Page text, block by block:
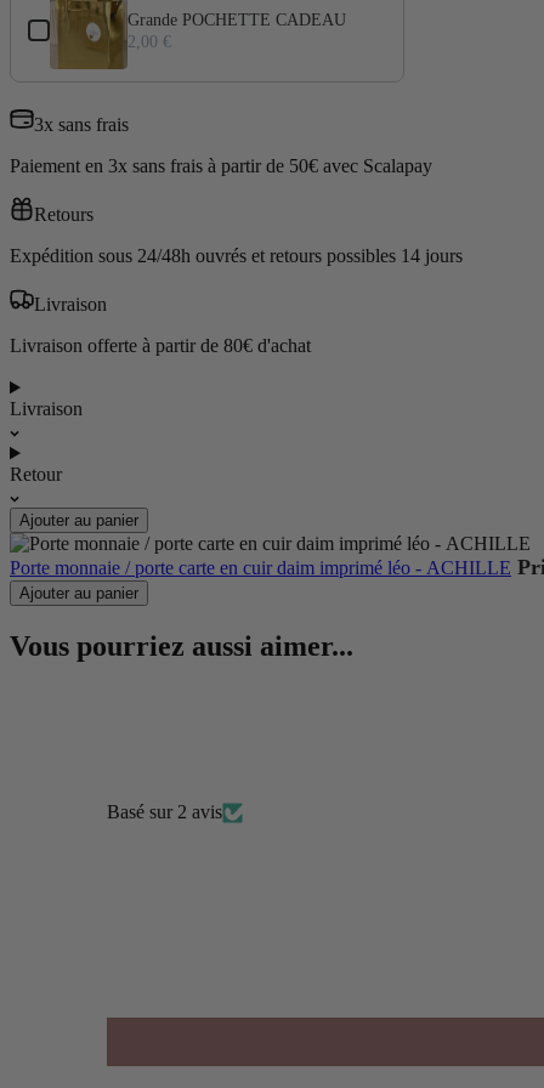
Grande POCHETTE CADEAU
2,00 €
3x sans frais
Paiement en 3x sans frais à partir de 50€ avec Scalapay
Retours
Expédition sous 24/48h ouvrés et retours possibles 14 jours
Livraison
Livraison offerte à partir de 80€ d'achat
Livraison
Retour
Ajouter au panier
Porte monnaie / porte carte en cuir daim imprimé léo - ACHILLE
Ajouter au panier
Vous pourriez aussi aimer...
Basé sur 2 avis